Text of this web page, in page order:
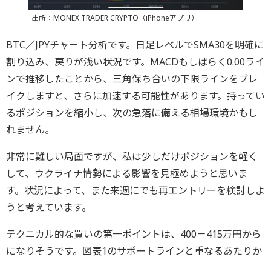
出所：MONEX TRADER CRYPTO（iPhoneアプリ）
BTC／JPYチャート分析です。日足レベルでSMA30を明確に
割り込み、戻りが浅い状況です。MACDもしばらく0.00ライ
ンで推移したことから、三角保ち合いの下限ラインをブレ
イクしますと、さらに加速する可能性があります。持ってい
るポジションを縮小し、次の急落に備える相場環境かもし
れません。
非常に難しい局面ですが、私は少しだけポジションを軽く
して、ウクライナ情勢による影響を見極めようと思いま
す。状況によって、また来週にでも再エントリーを検討しよ
うと考えています。
テクニカル的な買いの第一ポイントは、400－415万円から
になりそうです。図表1のサポートラインと重なるあたりか